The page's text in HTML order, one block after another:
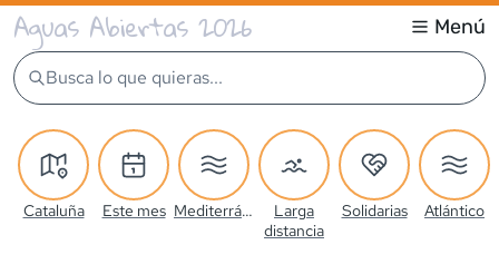
Aguas Abiertas 2026 Menú
Busca lo que quieras...
Cataluña Este mes Mediterráneo
Larga
distancia
Solidarias Atlántico